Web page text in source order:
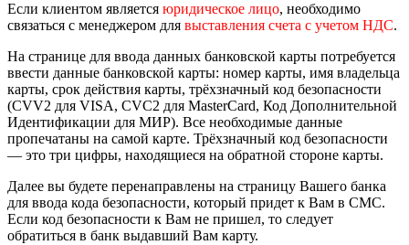
Если клиентом является юридическое лицо, необходимо
связаться с менеджером для выставления счета с учетом НДС.
На странице для ввода данных банковской карты потребуется
ввести данные банковской карты: номер карты, имя владельца
карты, срок действия карты, трёхзначный код безопасности
(CVV2 для VISA, CVC2 для MasterCard, Код Дополнительной
Идентификации для МИР). Все необходимые данные
пропечатаны на самой карте. Трёхзначный код безопасности
— это три цифры, находящиеся на обратной стороне карты.
Далее вы будете перенаправлены на страницу Вашего банка
для ввода кода безопасности, который придет к Вам в СМС.
Если код безопасности к Вам не пришел, то следует
обратиться в банк выдавший Вам карту.